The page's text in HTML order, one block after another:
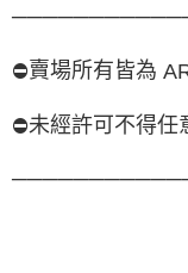
⛔賣場所有皆為
⛔未經許可不得任